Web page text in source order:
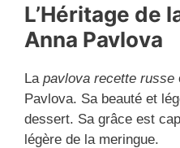
L’Héritage de
Anna Pavlova
La pavlova recette russe
Pavlova. Sa beauté et
dessert. Sa grâce est
légère de la meringue.